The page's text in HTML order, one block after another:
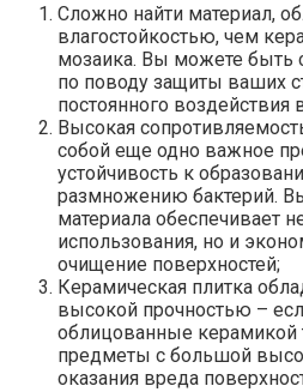
Сложно найти материал,
влагостойкостью, чем
мозаика. Вы можете быть
по поводу защиты ваших
постоянного воздействия
Высокая
собой еще одно важное
устойчивость к
размножению бактерий.
материала обеспечивает
использования, но и
очищение поверхностей;
Керамическая плитка
высокой прочностью –
облицованные
предметы с большой
оказания вреда